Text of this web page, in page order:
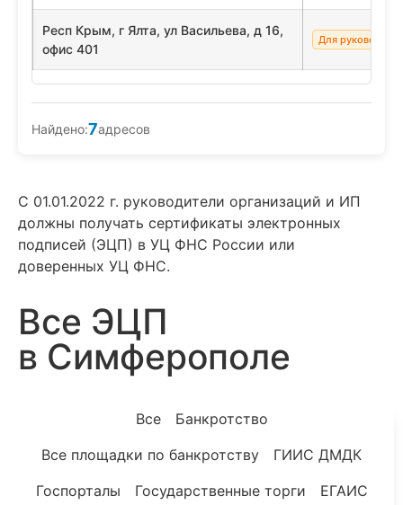
Респ Крым, г Ялта, ул Васильева, д 16,
офис 401
Для
Найдено:7адресов
С 01.01.2022 г. руководители организаций и ИП
должны получать сертификаты электронных
подписей (ЭЦП) в УЦ ФНС России или
доверенных УЦ ФНС.
Все ЭЦП
в Симферополе
Все
Банкротство
Все площадки по банкротству
ГИИС ДМДК
Госпорталы
Государственные торги
ЕГАИС